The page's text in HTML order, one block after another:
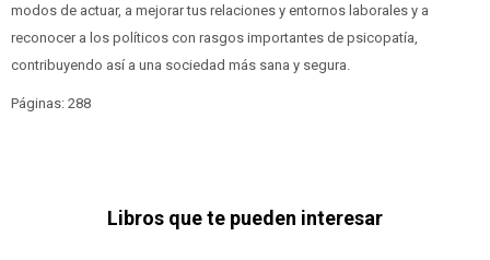
modos de actuar, a mejorar tus relaciones y entornos laborales y a
reconocer a los políticos con rasgos importantes de psicopatía,
contribuyendo así a una sociedad más sana y segura.
Páginas: 288
Libros que te pueden interesar